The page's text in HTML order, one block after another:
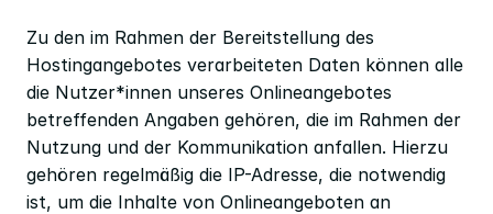
Zu den im Rahmen der Bereitstellung des
Hostingangebotes verarbeiteten Daten können alle
die Nutzer*innen unseres Onlineangebotes
betreffenden Angaben gehören, die im Rahmen der
Nutzung und der Kommunikation anfallen. Hierzu
gehören regelmäßig die IP-Adresse, die notwendig
ist, um die Inhalte von Onlineangeboten an